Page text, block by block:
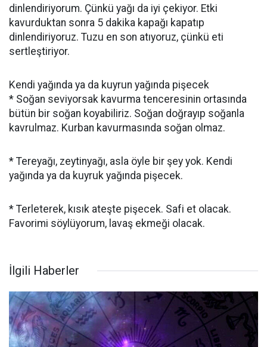
dinlendiriyorum. Çünkü yağı da iyi çekiyor. Etki
kavurduktan sonra 5 dakika kapağı kapatıp
dinlendiriyoruz. Tuzu en son atıyoruz, çünkü eti
sertleştiriyor.
Kendi yağında ya da kuyrun yağında pişecek
* Soğan seviyorsak kavurma tenceresinin ortasında
bütün bir soğan koyabiliriz. Soğan doğrayıp soğanla
kavrulmaz. Kurban kavurmasında soğan olmaz.
* Tereyağı, zeytinyağı, asla öyle bir şey yok. Kendi
yağında ya da kuyruk yağında pişecek.
* Terleterek, kısık ateşte pişecek. Safi et olacak.
Favorimi söylüyorum, lavaş ekmeği olacak.
İlgili Haberler